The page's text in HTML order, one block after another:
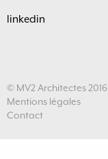
linkedin
© MV2 Architectes 2016
Mentions légales
Contact